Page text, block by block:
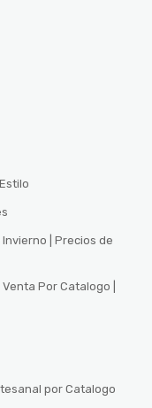
| Precios de
Por Catalogo |
por Catalogo